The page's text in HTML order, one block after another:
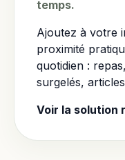
temps.
Ajoutez à votre
proximité
quotidien :
surgelés,
Voir la solution